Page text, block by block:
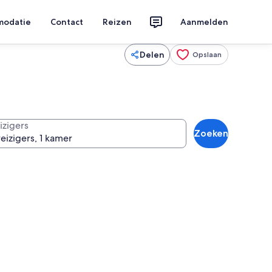
Contact Reizen Aanmelden
Delen Opslaan
Zoeken